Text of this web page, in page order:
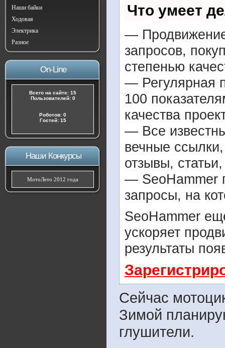
Наши байки
Ходовая
Электрика
Разное
On-Line
Всего на сайте: 15
Пользователей: 0
Роботов: 0
Гостей: 15
Наши Конкурсы
МотоЛето 2012 года
Что умеет
—
запросов,
степенью
— Регулярная
100
качества
— Все
вечные
отзывы,
— SeoHammer
запросы, на
SeoHammer
ускоряет
результаты
Сейчас
Зимой
глушители.